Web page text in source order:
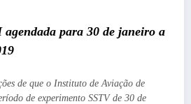
para 30 de janeiro a
de que o Instituto de Aviação de
de experimento SSTV de 30 de